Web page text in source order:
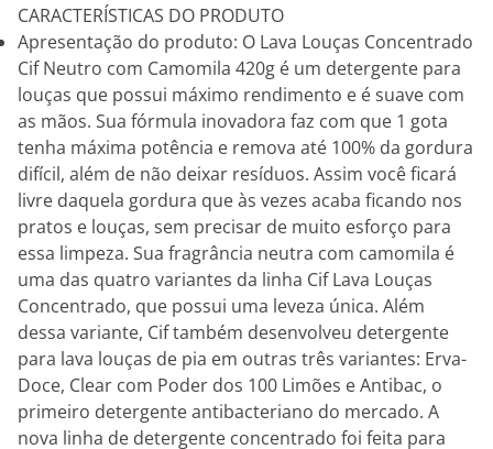
CARACTERÍSTICAS DO PRODUTO
Apresentação do produto: O Lava Louças Concentrado
Cif Neutro com Camomila 420g é um detergente para
louças que possui máximo rendimento e é suave com
as mãos. Sua fórmula inovadora faz com que 1 gota
tenha máxima potência e remova até 100% da gordura
difícil, além de não deixar resíduos. Assim você ficará
livre daquela gordura que às vezes acaba ficando nos
pratos e louças, sem precisar de muito esforço para
essa limpeza. Sua fragrância neutra com camomila é
uma das quatro variantes da linha Cif Lava Louças
Concentrado, que possui uma leveza única. Além
dessa variante, Cif também desenvolveu detergente
para lava louças de pia em outras três variantes: Erva-
Doce, Clear com Poder dos 100 Limões e Antibac, o
primeiro detergente antibacteriano do mercado. A
nova linha de detergente concentrado foi feita para